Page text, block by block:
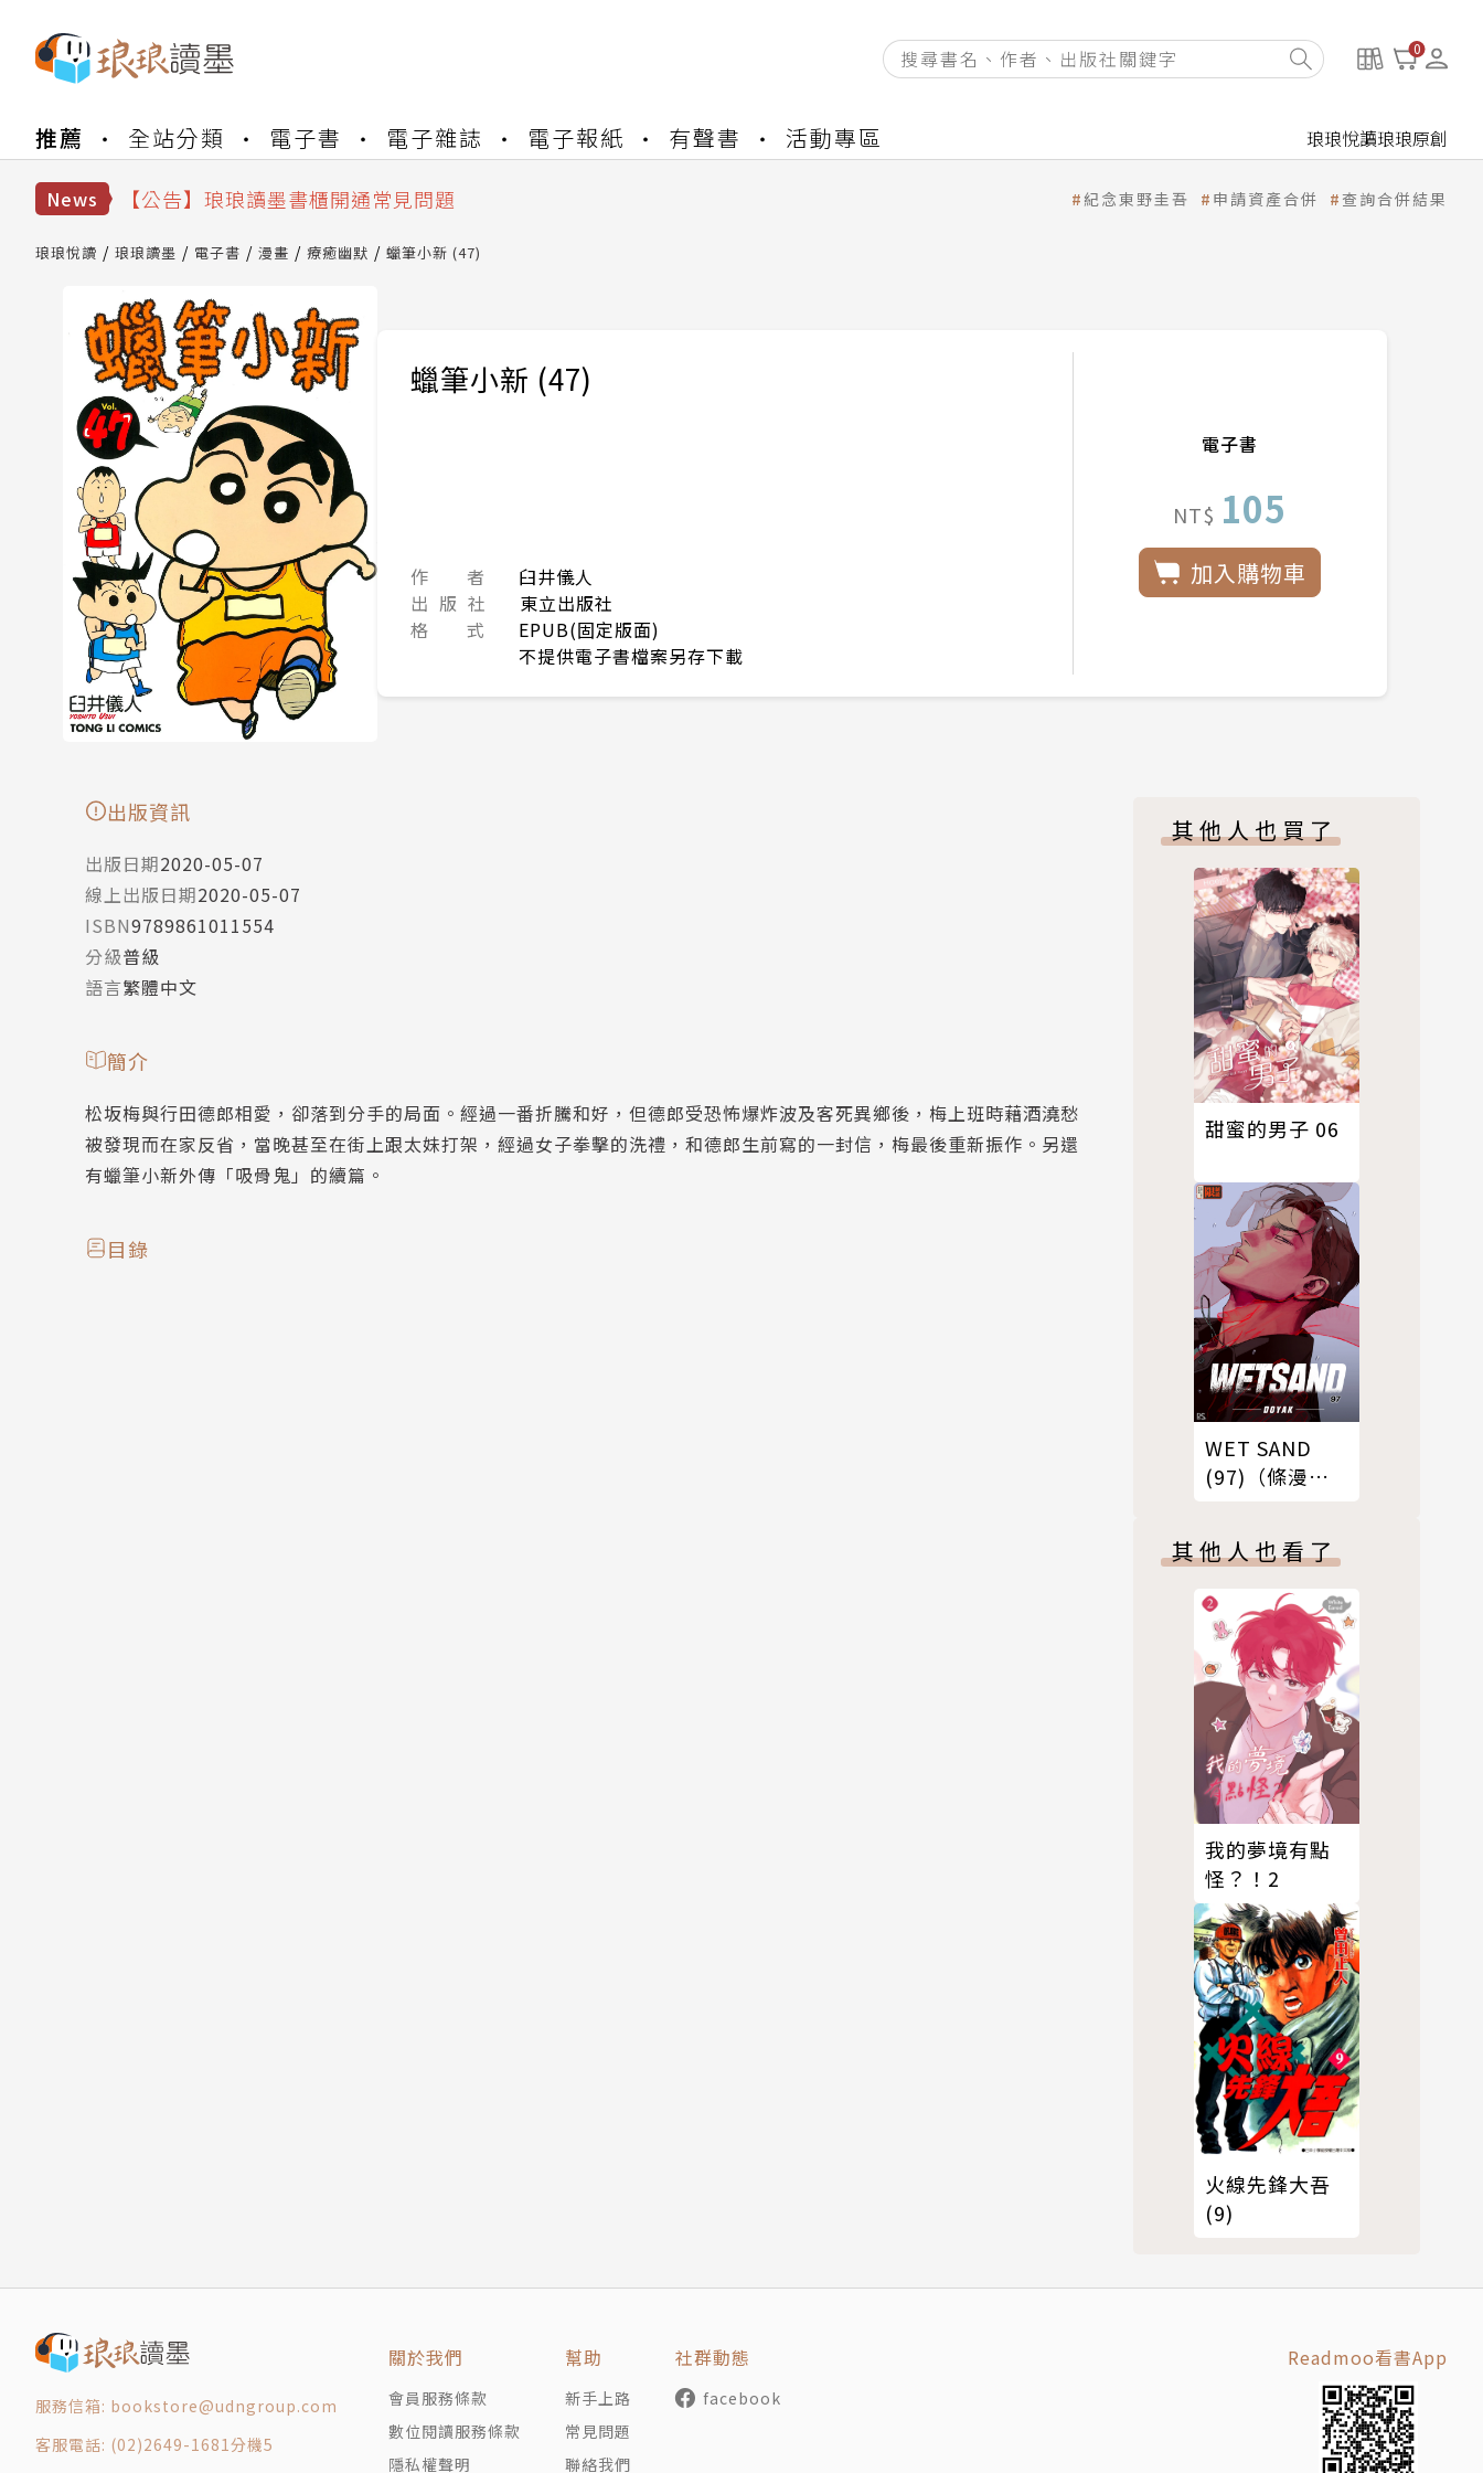
0
推薦 全站分類 電子書 電子雜誌 電子報紙 有聲書 活動專區 琅琅悅讀琅琅原創
News
【公告】琅琅書店服務升級重要說明及資產合併結果查詢
【公告】琅琅讀墨數位閱讀資產合併與書櫃開通申請
【公告】琅琅讀墨 3 分鐘完成書櫃開通與資產合併申請圖文教學
【公告】琅琅讀墨數位閱讀資產合併與書櫃開通申請
紀念東野圭吾 申請資產合併 查詢合併結果
琅琅悅讀 琅琅讀墨 電子書 漫畫 療癒幽默 蠟筆小新 (47)
蠟筆小新 (47)
作 者
臼井儀人
出 版 社
東立出版社
格 式
EPUB(固定版面)
不提供電子書檔案另存下載
電子書
NT$ 105
加入購物車
出版資訊
出版日期2020-05-07
線上出版日期2020-05-07
ISBN9789861011554
分級普級
語言繁體中文
簡介
松坂梅與行田德郎相愛，卻落到分手的局面。經過一番折騰和好，但德郎受恐怖爆炸波及客死異鄉後，梅上班時藉酒澆愁
被發現而在家反省，當晚甚至在街上跟太妹打架，經過女子拳擊的洗禮，和德郎生前寫的一封信，梅最後重新振作。另還
有蠟筆小新外傳「吸骨鬼」的續篇。
目錄
其他人也買了
甜蜜的男子 06
WET SAND
(97)（條漫
其他人也看了
我的夢境有點
怪？！2
火線先鋒大吾
(9)
服務信箱: bookstore@udngroup.com
客服電話: (02)2649-1681分機5
關於我們
會員服務條款
數位閱讀服務條款
隱私權聲明
幫助
新手上路
常見問題
聯絡我們
社群動態
facebook
Readmoo看書App